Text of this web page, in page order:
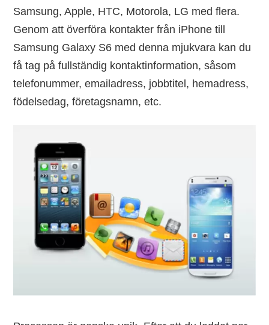
Samsung, Apple, HTC, Motorola, LG med flera.
Genom att överföra kontakter från iPhone till
Samsung Galaxy S6 med denna mjukvara kan du
få tag på fullständig kontaktinformation, såsom
telefonummer, emailadress, jobbtitel, hemadress,
födelsedag, företagsnamn, etc.